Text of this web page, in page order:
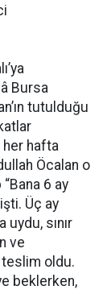
Bursa
tutulduğu
her hafta
Öcalan o
6 ay
Üç ay
uydu, sınır
ve
teslim oldu.
beklerken,